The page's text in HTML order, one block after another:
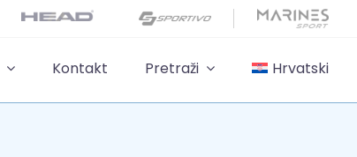
Kontakt Pretraži Hrvatski